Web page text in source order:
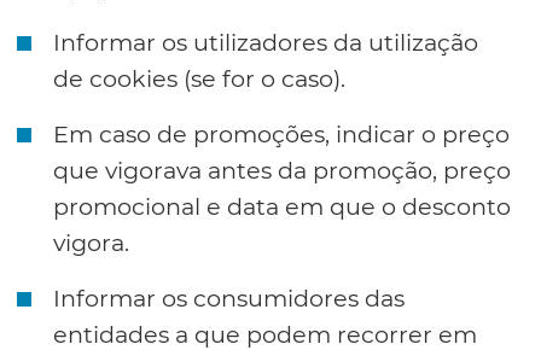
Informar os utilizadores da utilização
de cookies (se for o caso).
Em caso de promoções, indicar o preço
que vigorava antes da promoção, preço
promocional e data em que o desconto
vigora.
Informar os consumidores das
entidades a que podem recorrer em